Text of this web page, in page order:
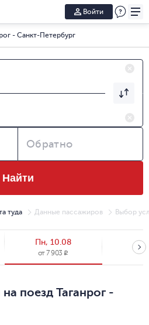
Войти
- Санкт-Петербург
Обратно
Найти
туда Данные пассажиров Выбор
Пн, 10.08
от7 903 R
Вт,
поезд Таганрог -